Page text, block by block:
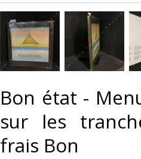
‎Bon état -
sur les
frais Bon ‎